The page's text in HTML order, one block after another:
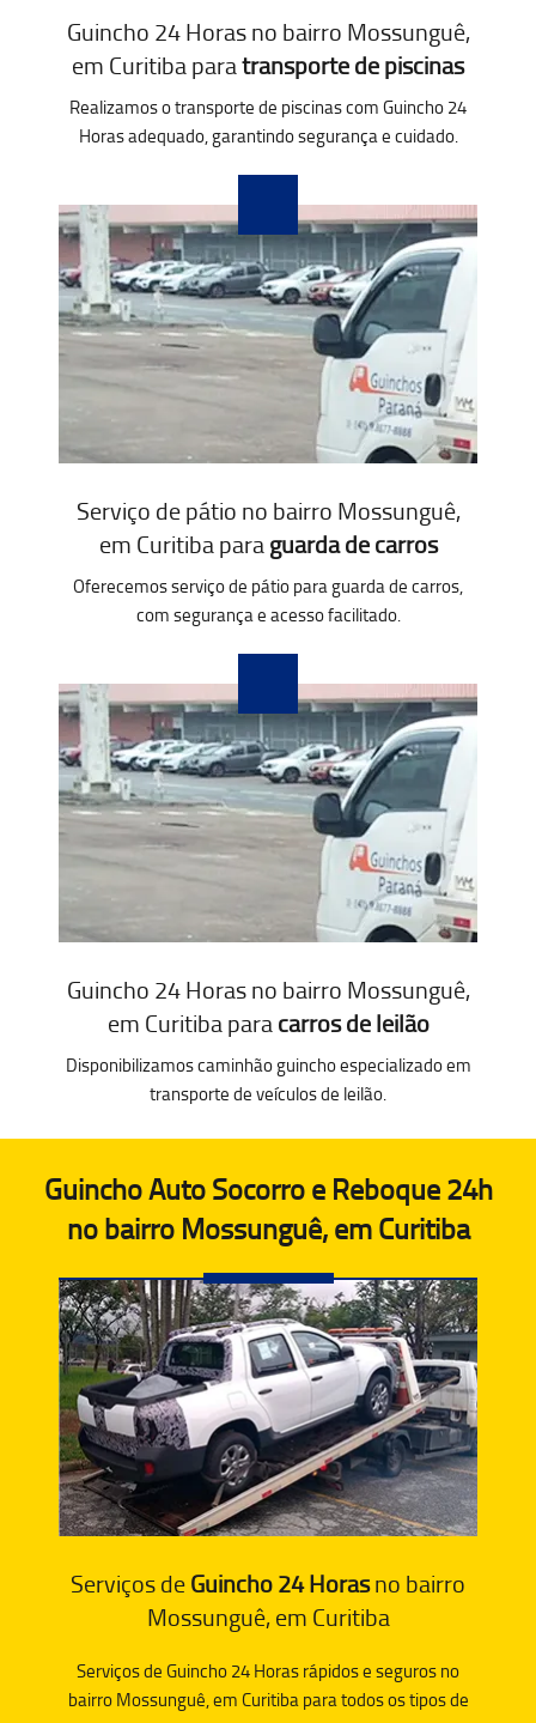
Guincho 24 Horas no bairro Mossunguê,
em Curitiba paratransporte de piscinas
Realizamos o transporte de piscinas com Guincho 24
Horas adequado, garantindo segurança e cuidado.
Serviço de pátio no bairro Mossunguê,
em Curitiba paraguarda de carros
Oferecemos serviço de pátio para guarda de carros,
com segurança e acesso facilitado.
Guincho 24 Horas no bairro Mossunguê,
em Curitiba paracarros de leilão
Disponibilizamos caminhão guincho especializado em
transporte de veículos de leilão.
Guincho Auto Socorro e Reboque 24h
no bairro Mossunguê, em Curitiba
Serviços deGuincho 24 Horasno bairro
Mossunguê, em Curitiba
Serviços de Guincho 24 Horas rápidos e seguros no
bairro Mossunguê, em Curitiba para todos os tipos de